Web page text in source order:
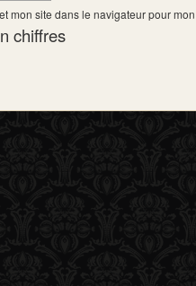
mon site dans le navigateur pour
chiffres